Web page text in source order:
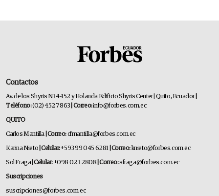
Contactos
Av. de los Shyris N34-152 y Holanda Edificio Shyris Center | Quito, Ecuador
Teléfono:(02) 452 7863 | Correo:info@forbes.com.ec
QUITO
Carlos Mantilla | Correo:cfmantilla@forbes.com.ec
Karina Nieto | Celular:+593 99 045 6281 | Correo: knieto@forbes.com.ec
Sol Fraga | Celular:+098 023 2808 | Correo:sfraga@forbes.com.ec
Suscripciones
suscripciones@forbes.com.ec